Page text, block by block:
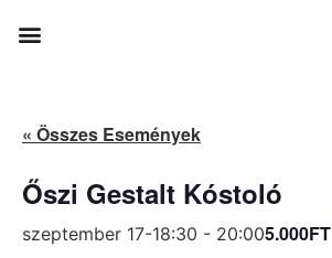
« Összes Események
Őszi Gestalt Kóstoló
szeptember 17-18:30 - 20:005.000FT